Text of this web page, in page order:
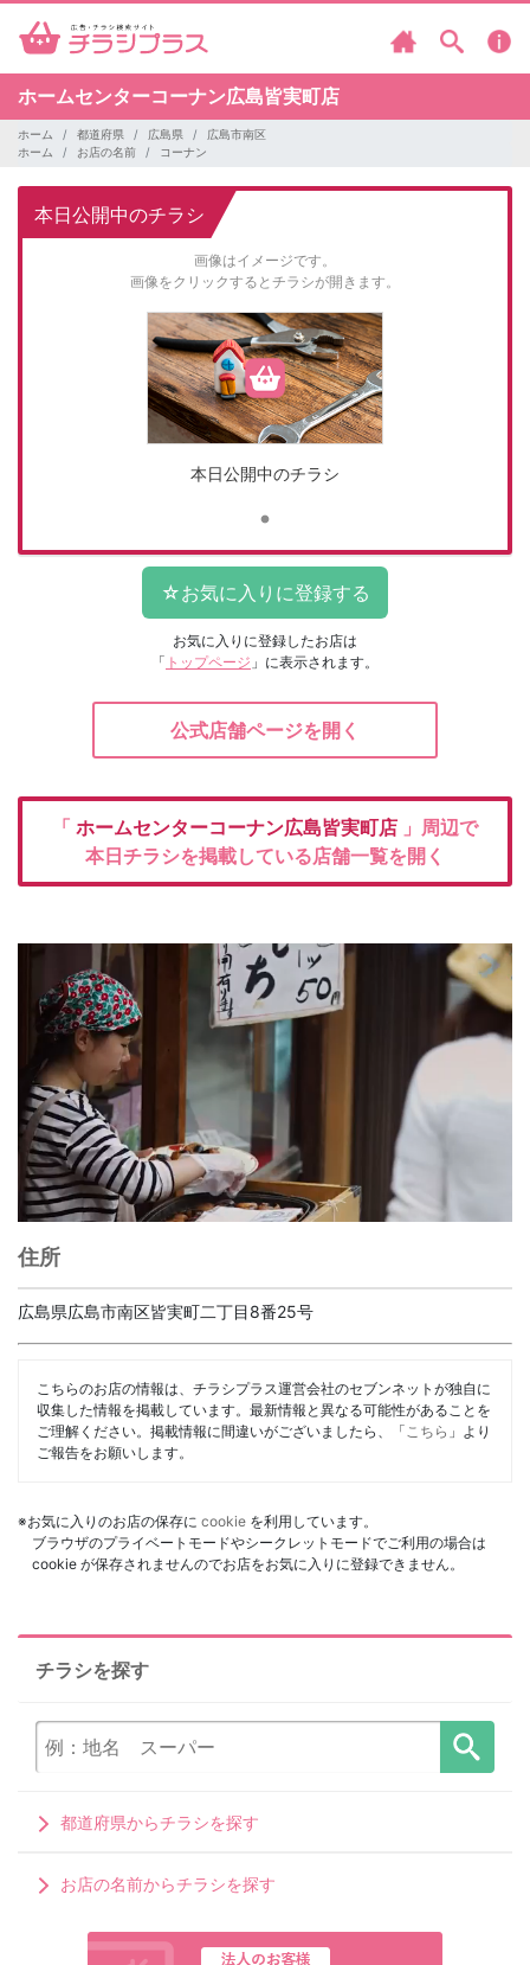
ホームセンターコーナン広島皆実町店
ホーム 都道府県 広島県
広島市南区
ホーム
お店の名前 コーナン
本日公開中のチラシ
画像はイメージです。
画像をクリックするとチラシが開きます。
本日公開中のチラシ
お気に入りに登録したお店は
「 トップページ 」に表示されます。
公式店舗ページを開く
「 ホームセンターコーナン広島皆実町店 」周辺で
本日チラシを掲載している店舗一覧を開く
住所
広島県広島市南区皆実町二丁目8番25号
こちらのお店の情報は、チラシプラス運営会社のセブンネットが独自に
収集した情報を掲載しています。最新情報と異なる可能性があることを
ご理解ください。掲載情報に間違いがございましたら、「 こちら 」より
ご報告をお願いします。
※お気に入りのお店の保存に cookie を利用しています。
ブラウザのプライベートモードやシークレットモードでご利用の場合は
cookie が保存されませんのでお店をお気に入りに登録できません。
チラシを探す
都道府県からチラシを探す
お店の名前からチラシを探す